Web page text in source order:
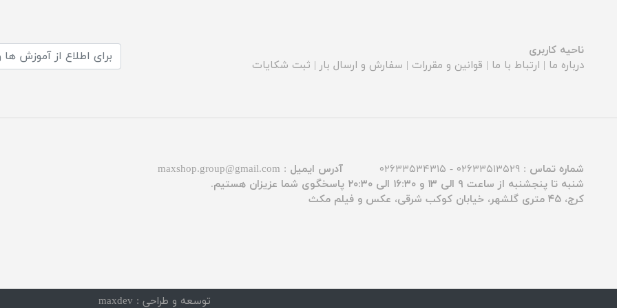
ناحیه کاربری
درباره ما | ارتباط با ما | قوانین و مقررات | سفارش و ارسال بار | ثبت شکایات
شماره تماس : ۰۲۶۳۳۵۱۳۵۲۹ - ۰۲۶۳۳۵۳۴۳۱۵ آدرس ایمیل : maxshop.group@gmail.com
شنبه تا پنجشنبه از ساعت ۹ الی ۱۳ و ۱۶:۳۰ الی ۲۰:۳۰ پاسخگوی شما عزیزان هستیم.
کرج، ۴۵ متری گلشهر، خیابان کوکب شرقی، عکس و فیلم مکث
توسعه و طراحی : maxdev